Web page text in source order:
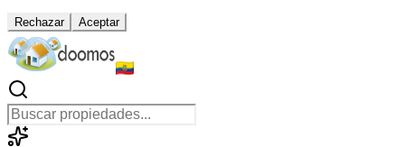
Rechazar Aceptar